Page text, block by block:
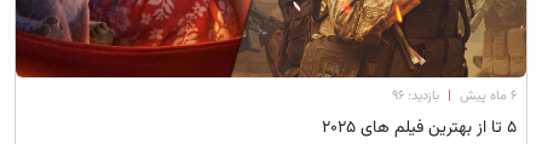
۶ ماه پیش | بازدید: 96
۵ تا از بهترین فیلم‌ های ۲۰۲۵